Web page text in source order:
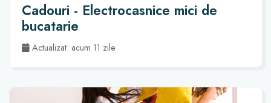
Cadouri - Electrocasnice mici de
bucatarie
Actualizat: acum 11 zile